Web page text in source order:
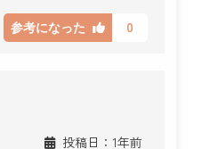
参考になった 0
投稿日：1年前